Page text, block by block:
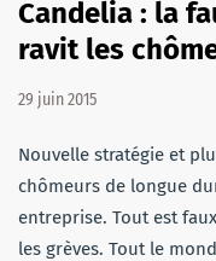
Candelia : la
ravit les
29 juin 2015
Nouvelle stratégie et
chômeurs de longue
entreprise. Tout est
les grèves. Tout le